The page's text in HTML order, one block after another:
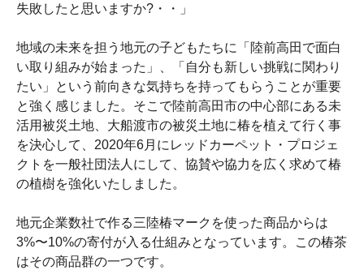
失敗したと思いますか?・・」
地域の未来を担う地元の子どもたちに「陸前高田で面白
い取り組みが始まった」、「自分も新しい挑戦に関わり
たい」という前向きな気持ちを持ってもらうことが重要
と強く感じました。そこで陸前高田市の中心部にある未
活用被災土地、大船渡市の被災土地に椿を植えて行く事
を決心して、2020年6月にレッドカーペット・プロジェ
クトを一般社団法人にして、協賛や協力を広く求めて椿
の植樹を強化いたしました。
地元企業数社で作る三陸椿マークを使った商品からは
3%〜10%の寄付が入る仕組みとなっています。この椿茶
はその商品群の一つです。